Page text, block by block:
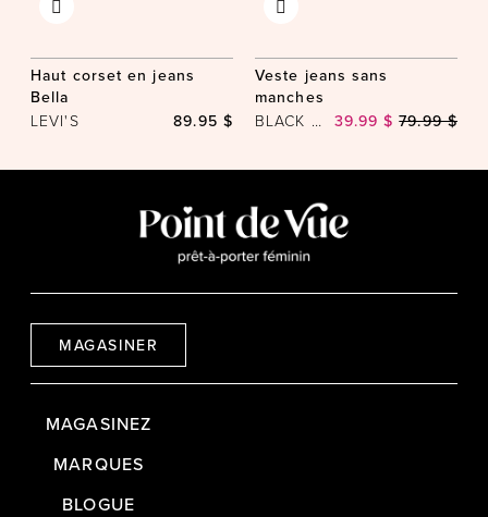
Haut corset en jeans
Bella
LEVI'S 89.95 $
Veste jeans sans
manches
BLACK TAPE 39.99 $ 79.99 $
MAGASINER
MAGASINEZ
MARQUES
BLOGUE